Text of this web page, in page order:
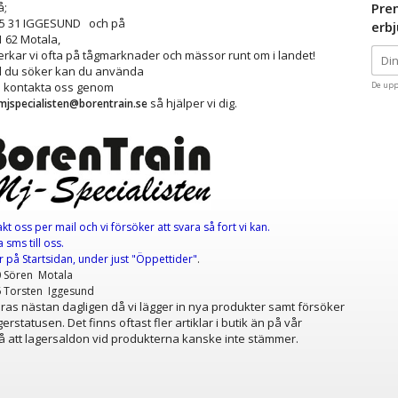
31 IGGESUND och på
62 Motala,
vi ofta på tågmarknader och mässor runt om i landet!
du söker kan du använda
oss genom
så hjälper vi dig.
oss per mail och vi försöker att svara så fort vi kan.
sms till oss.
på Startsidan, under just "Öppettider".
Sören Motala
Iggesund
nästan dagligen då vi lägger in nya produkter samt försöker
Det finns oftast fler artiklar i butik än på vår
att lagersaldon vid produkterna kanske inte stämmer.
De